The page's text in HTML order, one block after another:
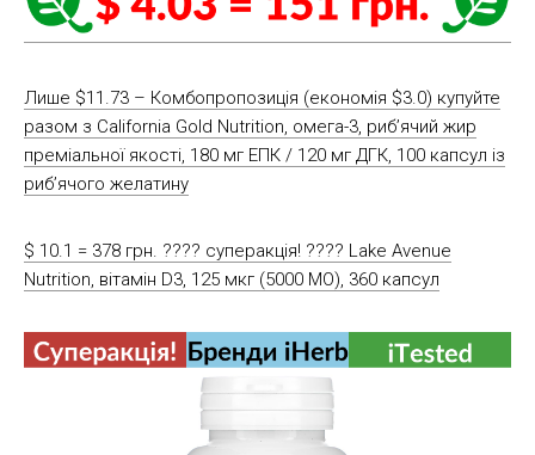
Лише $11.73 – Комбопропозиція (економія $3.0) купуйте
разом з California Gold Nutrition, омега-3, риб’ячий жир
преміальної якості, 180 мг ЕПК / 120 мг ДГК, 100 капсул із
риб’ячого желатину
$ 10.1 = 378 грн. ???? cуперакція! ???? Lake Avenue
Nutrition, вітамін D3, 125 мкг (5000 МО), 360 капсул